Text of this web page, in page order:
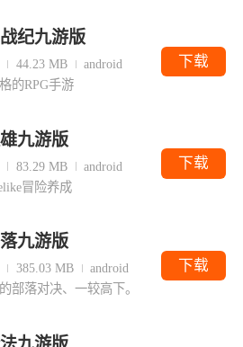
纪九游版
44.23 MB
android
的RPG手游
下载
九游版
83.29 MB
android
冒险养成
下载
九游版
385.03 MB
android
部落对决、一较高下。
下载